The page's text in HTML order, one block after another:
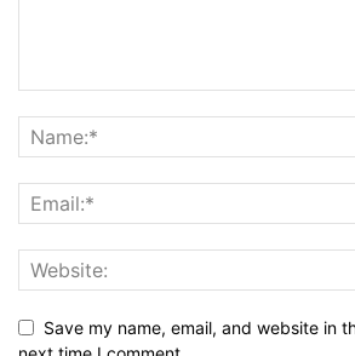
Save my name, email, and website in